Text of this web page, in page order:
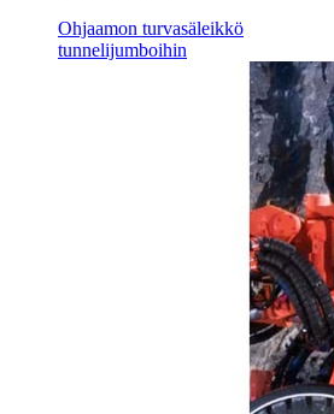
Ohjaamon turvasäleikkö
tunnelijumboihin